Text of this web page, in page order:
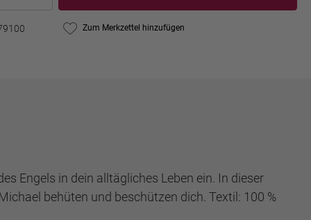
Zum Merkzettel hinzufügen
Engels in dein alltägliches Leben ein. In dieser
behüten und beschützen dich. Textil: 100 %